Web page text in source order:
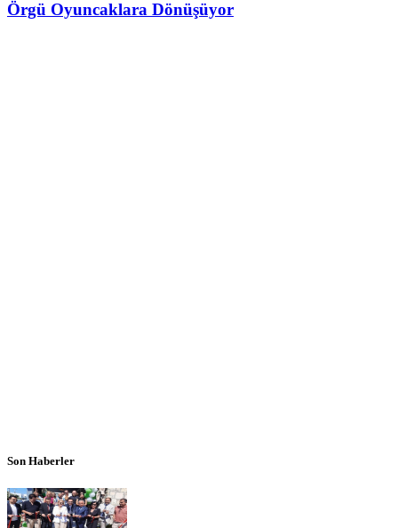
Örgü Oyuncaklara Dönüşüyor
Son Haberler